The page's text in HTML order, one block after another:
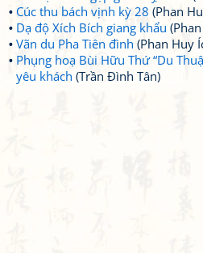
Cúc thu bách vịnh kỳ 28 (Phan
Dạ độ Xích Bích giang khẩu
Vãn du Pha Tiên đình (Phan Huy
Phụng hoạ Bùi Hữu Thứ “Du
yêu khách (Trần Đình Tân)